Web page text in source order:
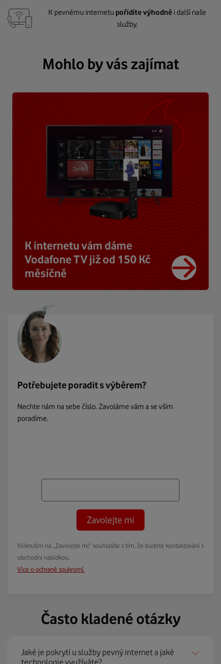
K pevnému internetu pořídíte výhodně i další naše
služby.
Mohlo by vás zajímat
K internetu vám dáme
Vodafone TV již od 150 Kč
měsíčně
Potřebujete poradit s výběrem?
Nechte nám na sebe číslo. Zavoláme vám a se vším
poradíme.
Zavolejte mi
Kliknutím na „Zavolejte mi“ souhlasíte s tím, že budete kontaktováni s
obchodní nabídkou.
Více o ochraně soukromí.
Často kladené otázky
Jaké je pokrytí u služby pevný internet a jaké
technologie využíváte?